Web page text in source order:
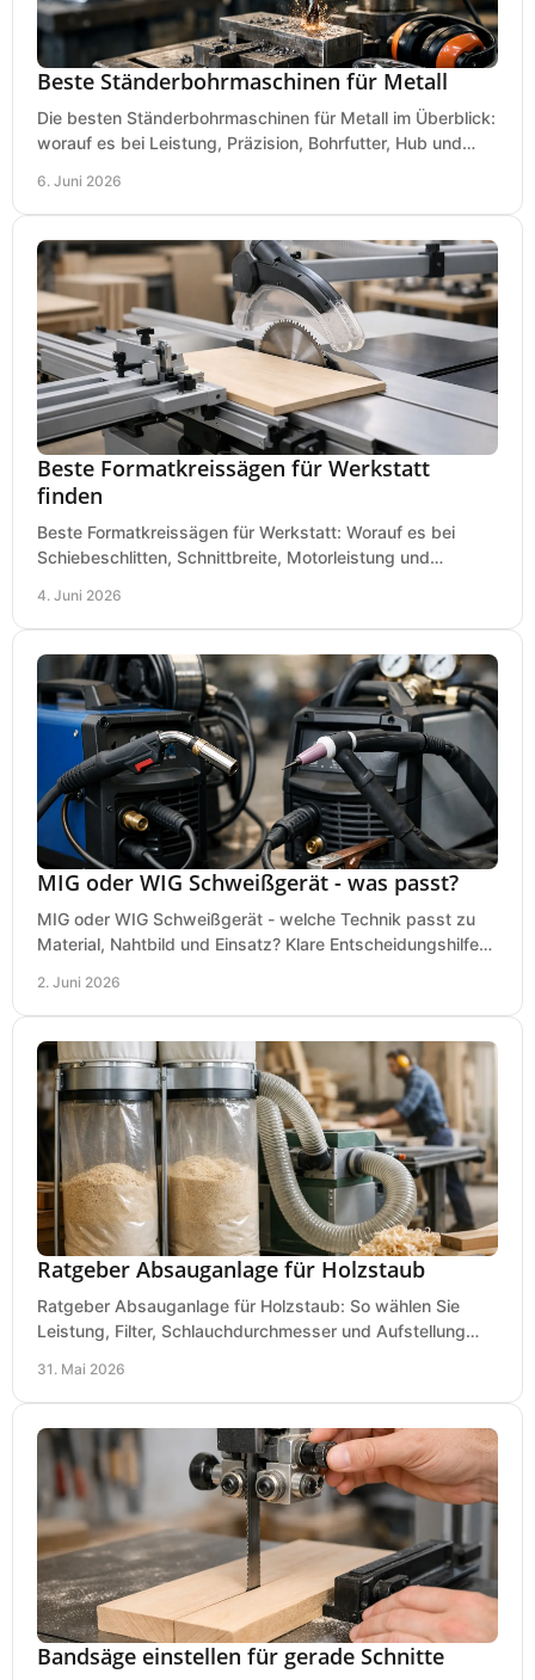
Beste Ständerbohrmaschinen für Metall
Die besten Ständerbohrmaschinen für Metall im Überblick:
worauf es bei Leistung, Präzision, Bohrfutter, Hub und
6. Juni 2026
Beste Formatkreissägen für Werkstatt
finden
Beste Formatkreissägen für Werkstatt: Worauf es bei
Schiebeschlitten, Schnittbreite, Motorleistung und
4. Juni 2026
MIG oder WIG Schweißgerät - was passt?
MIG oder WIG Schweißgerät - welche Technik passt zu
Material, Nahtbild und Einsatz? Klare Entscheidungshilfe
2. Juni 2026
Ratgeber Absauganlage für Holzstaub
Ratgeber Absauganlage für Holzstaub: So wählen Sie
Leistung, Filter, Schlauchdurchmesser und Aufstellung
31. Mai 2026
Bandsäge einstellen für gerade Schnitte